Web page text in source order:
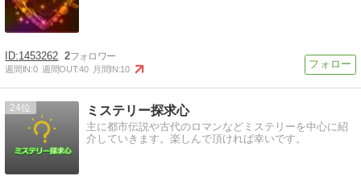
1453262 2
週間IN:0 週間OUT:40 月間IN:10
24 ミステリー探求心
主に都市伝説や古代のロマンなどミステリーを中心に紹
介していきます。楽しんで頂ければ幸いです。